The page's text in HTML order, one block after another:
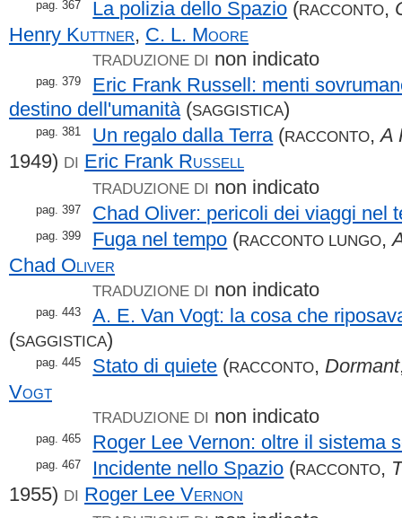
pag. 367 La polizia dello Spazio (RACCONTO,
Henry Kuttner, C. L. Moore
TRADUZIONE DI non indicato
pag. 379
Eric Frank Russell: menti
destino dell'umanità (SAGGISTICA)
pag. 381 Un regalo dalla Terra (RACCONTO,A
1949) DI Eric Frank Russell
TRADUZIONE DI non indicato
pag. 397 Chad Oliver: pericoli dei viaggi nel
pag. 399 Fuga nel tempo (RACCONTO LUNGO,
Chad Oliver
TRADUZIONE DI non indicato
pag. 443
A. E. Van Vogt: la cosa che
(SAGGISTICA)
pag. 445 Stato di quiete (RACCONTO, Dormant
Vogt
TRADUZIONE DI non indicato
pag. 465 Roger Lee Vernon: oltre il sistema
pag. 467 Incidente nello Spazio (RACCONTO,
1955) DI Roger Lee Vernon